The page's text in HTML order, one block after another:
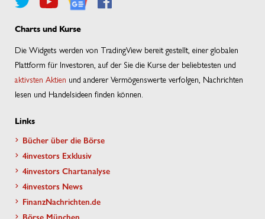
Charts und Kurse
Die Widgets werden von TradingView bereit gestellt, einer globalen
Plattform für Investoren, auf der Sie die Kurse der beliebtesten und
aktivsten Aktien und anderer Vermögenswerte verfolgen, Nachrichten
lesen und Handelsideen finden können.
Links
Bücher über die Börse
4investors Exklusiv
4investors Chartanalyse
4investors News
FinanzNachrichten.de
Börse München